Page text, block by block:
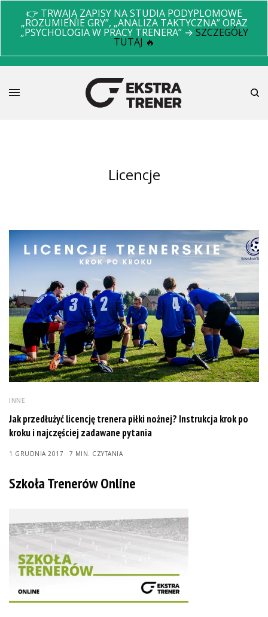
👉 TRWAJĄ ZAPISY NA STUDIA PODYPLOMOWE
„ROZUMIENIE GRY”, „ANALIZA TAKTYCZNA” ORAZ
„PSYCHOLOGIA W PRACY TRENERA” → SZCZEGÓŁY
TUTAJ 🔥
licencje
INNE
Jak przedłużyć licencję trenera piłki nożnej? Instrukcja krok po
kroku i najczęściej zadawane pytania
1 GRUDNIA 2017 7 MIN. CZYTANIA
Szkoła Trenerów Online